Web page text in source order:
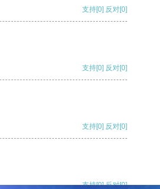
支持[0] 反对[0]
支持[0] 反对[0]
支持[0] 反对[0]
支持[0] 反对[0]